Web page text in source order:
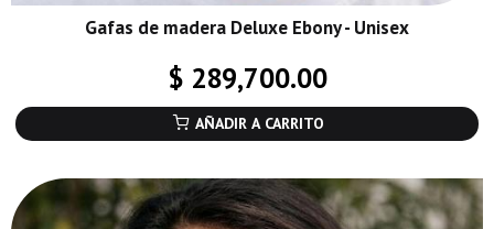
Gafas de madera Deluxe Ebony - Unisex
$ 289,700.00
AÑADIR A CARRITO